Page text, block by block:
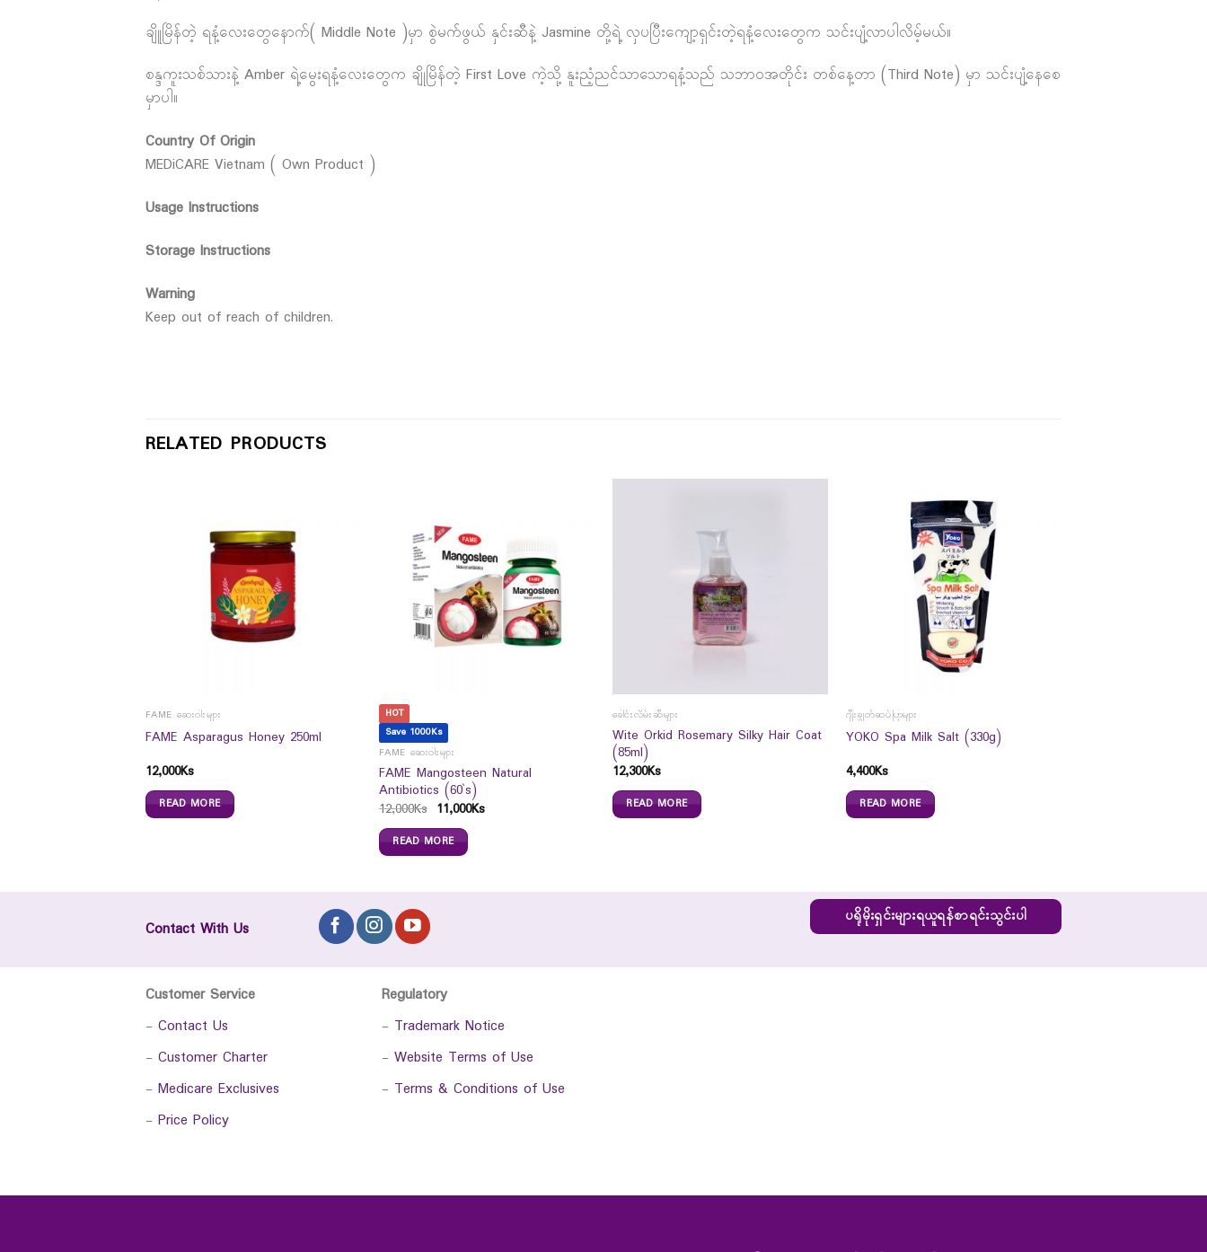
ချိူမြိန်တဲ့ ရနံ့လေးတွေနောက်( Middle Note )မှာ စွဲမက်ဖွယ် နှင်းဆီနဲ့ Jasmine တို့ရဲ့ လှပပြီးကျော့ရှင်းတဲ့ရနံ့လေးတွေက သင်းပျံ့လာပါလိမ့်မယ်။
စန္ဒကူးသစ်သားနဲ့ Amber ရဲ့မွေးရနံ့လေးတွေက ချိုမြိန်တဲ့ First Love ကဲ့သို့ နူးညံ့ညင်သာသောရနံ့သည် သဘာဝအတိုင်း တစ်နေ့တာ (Third Note) မှာ သင်းပျံ့နေစေ
မှာပါ။
Country Of Origin
MEDiCARE Vietnam ( Own Product )
Usage Instructions
Storage Instructions
Warning
Keep out of reach of children.
RELATED PRODUCTS
FAME ဆေးဝါးများ
FAME Asparagus Honey 250ml
12,000Ks
READ MORE
HOT
Save 1000Ks
FAME ဆေးဝါးများ
FAME Mangosteen Natural
Antibiotics (60`s)
12,000Ks 11,000Ks
READ MORE
ခေါင်းလိမ်းဆီများ
Wite Orkid Rosemary Silky Hair Coat
(85ml)
12,300Ks
READ MORE
ဂျီးချွတ်ဆပ်ပြာများ
YOKO Spa Milk Salt (330g)
4,400Ks
READ MORE
Contact With Us
ပရိုမိုးရှင်းများရယူရန်စာရင်းသွင်းပါ
Customer Service
- Contact Us
- Customer Charter
- Medicare Exclusives
- Price Policy
Regulatory
- Trademark Notice
- Website Terms of Use
- Terms & Conditions of Use